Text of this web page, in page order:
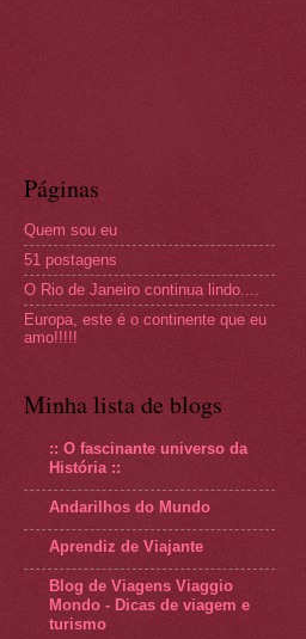
Páginas
Quem sou eu
51 postagens
O Rio de Janeiro continua lindo....
Europa, este é o continente que eu
amo!!!!!
Minha lista de blogs
:: O fascinante universo da
História ::
Andarilhos do Mundo
Aprendiz de Viajante
Blog de Viagens Viaggio
Mondo - Dicas de viagem e
turismo